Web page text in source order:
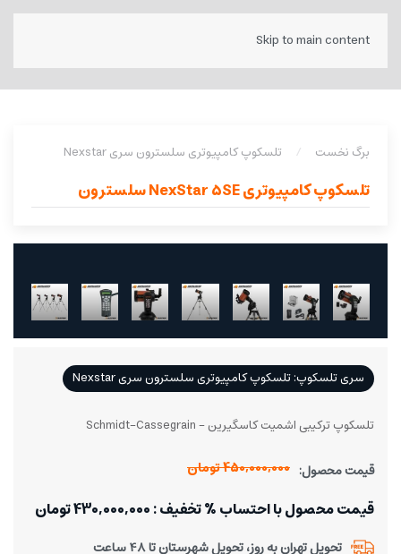
Skip to main content
برگ نخست تلسکوپ کامپیوتری سلسترون سری Nexstar
تلسکوپ کامپیوتری NexStar 5SE سلسترون
سری تلسکوپ: تلسکوپ کامپیوتری سلسترون سری Nexstar
تلسکوپ ترکیبی اشمیت کاسگیرین - Schmidt-Cassegrain
قیمت محصول: 450,000,000 تومان
قیمت محصول با احتساب % تخفیف : 430,000,000 تومان
تحویل تهران به روز، تحویل شهرستان تا 48 ساعت